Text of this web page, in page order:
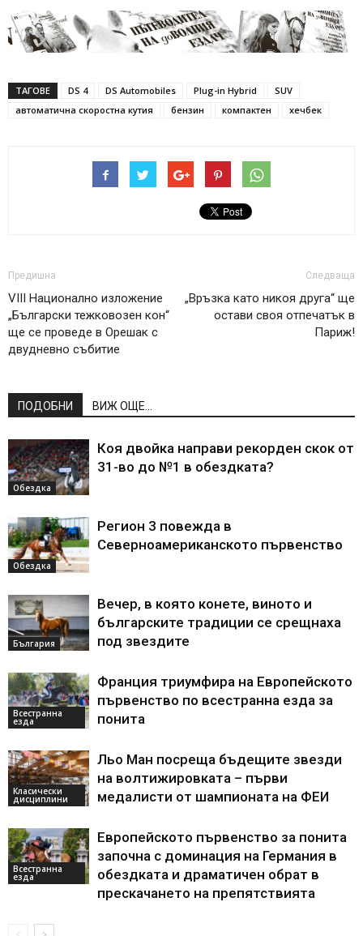
ТАГОВЕ DS 4 DS Automobiles Plug-in Hybrid
SUV
автоматична скоростна кутия
бензин компактен хечбек
Предишна
VIII Национално изложение
„Български тежковозен кон“
ще се проведе в Орешак с
двудневно събитие
Следваща
„Връзка като никоя друга“ ще
остави своя отпечатък в
Париж!
ПОДОБНИ ВИЖ ОЩЕ...
Обездка
Коя двойка направи рекорден скок от
31-во до №1 в обездката?
Обездка
Регион 3 повежда в
Северноамериканското първенство
България
Вечер, в която конете, виното и
българските традиции се срещнаха
под звездите
Всестранна
езда
Франция триумфира на Европейското
първенство по всестранна езда за
понита
Класически
дисциплини
Льо Ман посреща бъдещите звезди
на волтижировката – първи
медалисти от шампионата на ФЕИ
Всестранна
езда
Европейското първенство за понита
започна с доминация на Германия в
обездката и драматичен обрат в
прескачането на препятствията